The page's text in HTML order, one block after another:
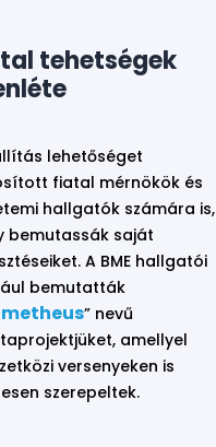
tehetségek
lehetőséget
fiatal mérnökök és
hallgatók számára is,
bemutassák saját
A BME hallgatói
bemutatták
” nevű
amellyel
versenyeken is
szerepeltek.